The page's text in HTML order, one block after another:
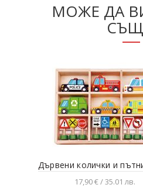
МОЖЕ ДА
Дървени колички и
17,90 € / 35.01 лв.